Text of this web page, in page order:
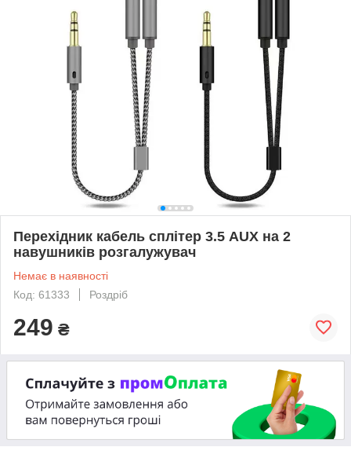
Перехідник кабель сплітер 3.5 AUX на 2
навушників розгалужувач
Немає в наявності
Код: 61333
Роздріб
249 ₴